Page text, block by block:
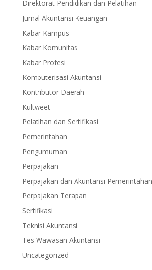
Direktorat Pendidikan dan Pelatihan
Jurnal Akuntansi Keuangan
Kabar Kampus
Kabar Komunitas
Kabar Profesi
Komputerisasi Akuntansi
Kontributor Daerah
Kultweet
Pelatihan dan Sertifikasi
Pemerintahan
Pengumuman
Perpajakan
Perpajakan dan Akuntansi Pemerintahan
Perpajakan Terapan
Sertifikasi
Teknisi Akuntansi
Tes Wawasan Akuntansi
Uncategorized